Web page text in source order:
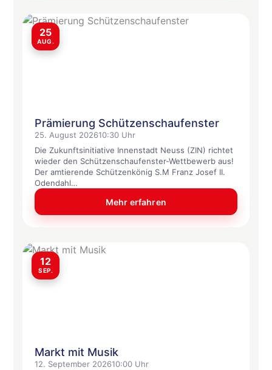
25
AUG.
Prämierung Schützenschaufenster
25. August 202610:30 Uhr
Die Zukunftsinitiative Innenstadt Neuss (ZIN) richtet
wieder den Schützenschaufenster-Wettbewerb aus!
Der amtierende Schützenkönig S.M Franz Josef II.
Odendahl…
Mehr erfahren
12
SEP.
Markt mit Musik
12. September 202610:00 Uhr